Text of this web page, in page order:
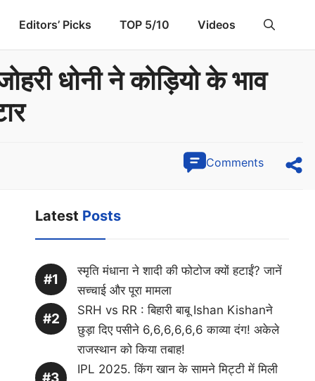
Editors’ Picks TOP 5/10 Videos
धोनी ने कोड़ियो के भाव
Comments
Latest Posts
स्मृति मंधाना ने शादी की फोटोज क्यों हटाईं? जानें
सच्चाई और पूरा मामला
SRH vs RR : बिहारी बाबू Ishan Kishanने
छुड़ा दिए पसीने 6,6,6,6,6,6 काव्या दंग! अकेले
राजस्थान को किया तबाह!
IPL 2025. किंग खान के सामने मिट्टी में मिली